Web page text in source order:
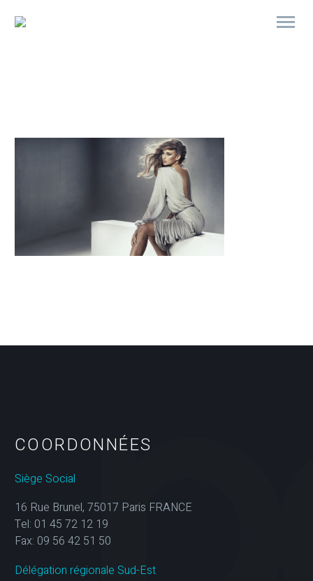
COORDONNÉES
Siège Social
16 Rue Brunel, 75017 Paris FRANCE
Tel: 01 45 72 12 19
Fax: 09 56 42 51 50
Délégation régionale Sud-Est